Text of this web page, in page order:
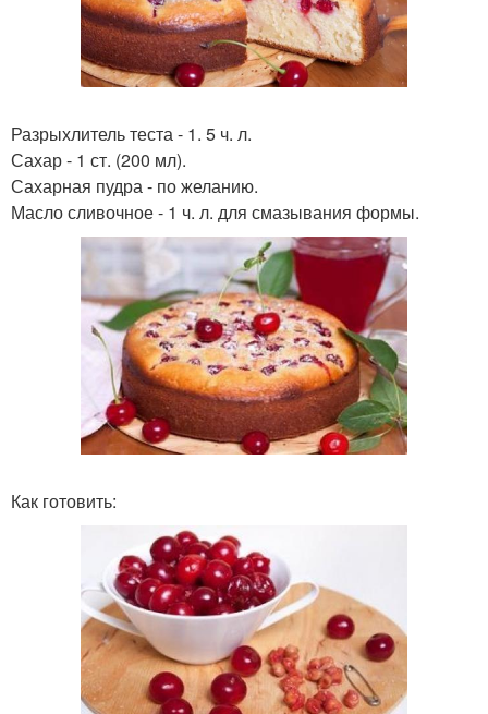
Разрыхлитель теста - 1. 5 ч. л.
Сахар - 1 ст. (200 мл).
Сахарная пудра - по желанию.
Масло сливочное - 1 ч. л. для смазывания формы.
Как готовить: